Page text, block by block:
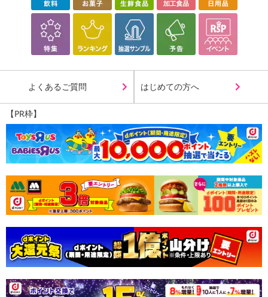
よくあるご質問 はじめての方へ
【PR枠】